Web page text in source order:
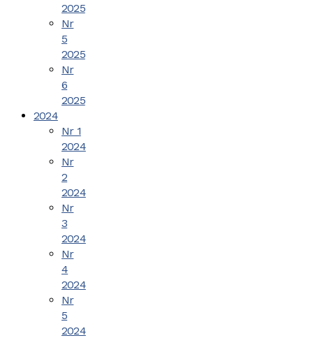
2025
Nr
5
2025
Nr
6
2025
2024
Nr 1
2024
Nr
2
2024
Nr
3
2024
Nr
4
2024
Nr
5
2024